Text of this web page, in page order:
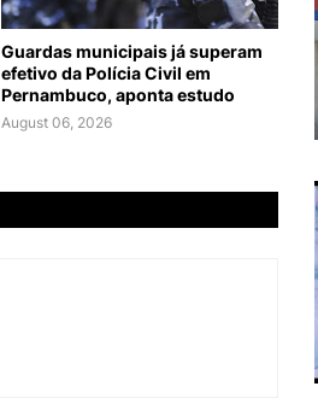
Guardas municipais já superam
efetivo da Polícia Civil em
Pernambuco, aponta estudo
August 06, 2026